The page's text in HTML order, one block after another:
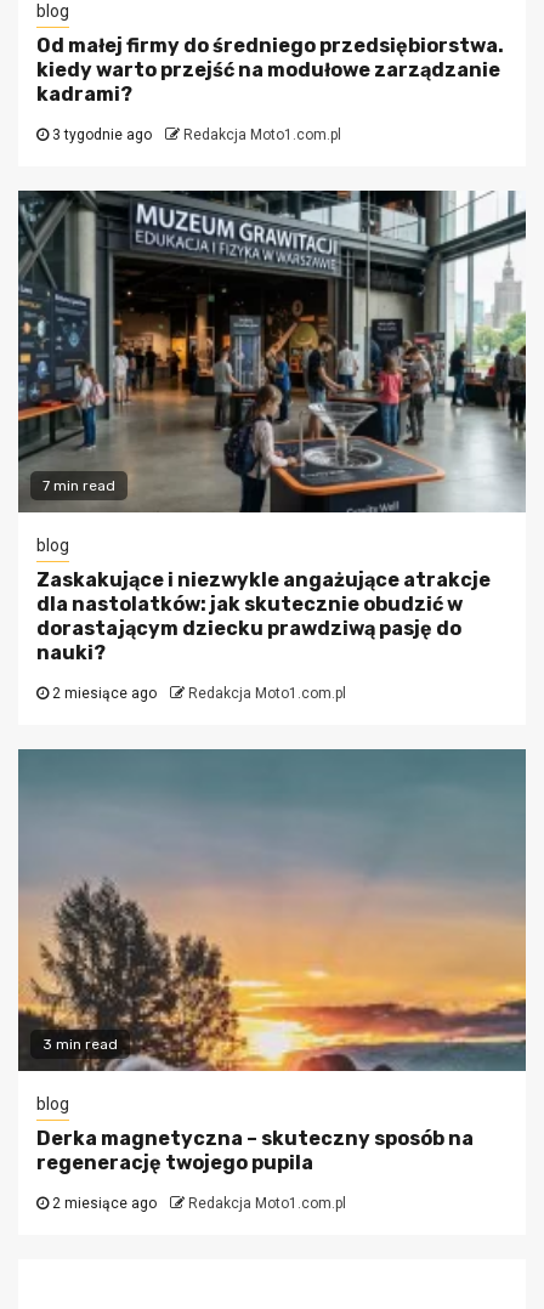
blog
Od małej firmy do średniego przedsiębiorstwa.
kiedy warto przejść na modułowe zarządzanie
kadrami?
3 tygodnie ago Redakcja Moto1.com.pl
7 min read
blog
Zaskakujące i niezwykle angażujące atrakcje
dla nastolatków: jak skutecznie obudzić w
dorastającym dziecku prawdziwą pasję do
nauki?
2 miesiące ago Redakcja Moto1.com.pl
3 min read
blog
Derka magnetyczna – skuteczny sposób na
regenerację twojego pupila
2 miesiące ago Redakcja Moto1.com.pl